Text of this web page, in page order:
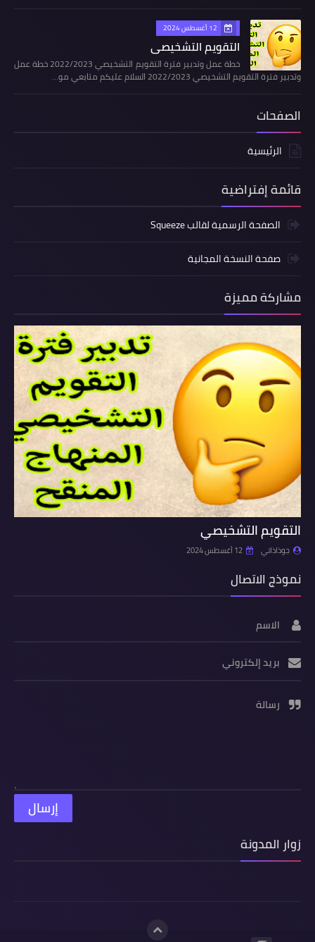
12 أغسطس 2024
التقويم التشخيصي
خطة عمل وتدبير فترة التقويم التشخيصي 2022/2023 خطة عمل
وتدبير فترة التقويم التشخيصي 2022/2023 السلام عليكم متابعي مو…
الصفحات
الرئيسية
قائمة إفتراضية
الصفحة الرسمية لقالب Squeeze
صفحة النسخة المجانية
مشاركة مميزة
التقويم التشخيصي
جوذاذاتي 12 أغسطس 2024
نموذج الاتصال
الاسم
بريد إلكتروني
رسالة
زوار المدونة